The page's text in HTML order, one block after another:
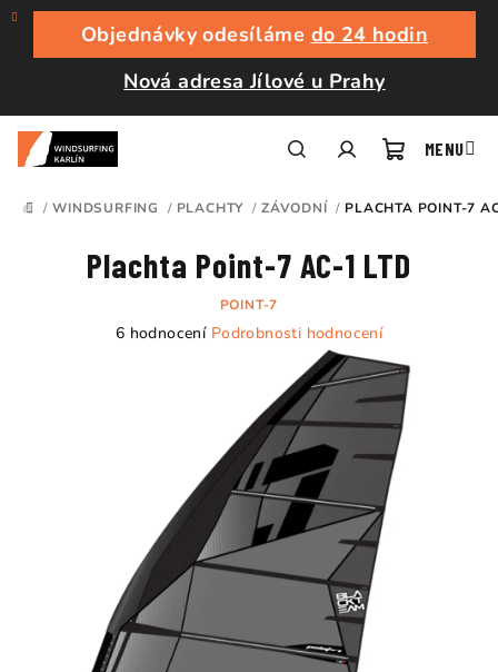
Přejít
obsah
Objednávky odesíláme do 24 hodin
Nová adresa Jílové u Prahy
košík
DOMŮ
/ WINDSURFING / PLACHTY / ZÁVODNÍ / PLACHTA POINT-7
Plachta Point-7 AC-1 LTD
POINT-7
Průměrné
6 hodnocení Podrobnosti hodnocení